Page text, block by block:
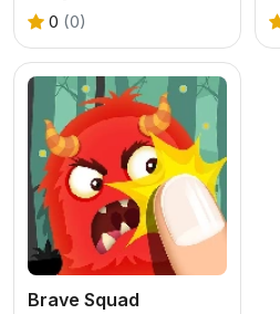
0 (0)
Brave Squad